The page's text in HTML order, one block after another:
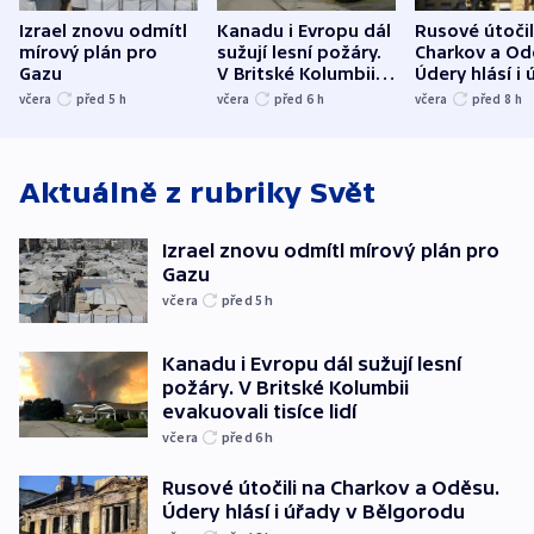
Izrael znovu odmítl
mírový plán pro
Gazu
včera před 5 h
Kanadu i Evropu dál
sužují lesní požáry.
V Britské Kolumbii
evakuovali tisíce lidí
včera před 6 h
Rusové
Charkov a
Údery hlásí i
Bělgorodu
včera před 8 h
Aktuálně z rubriky Svět
Izrael znovu odmítl mírový plán pro
Gazu
včera před 5h
Kanadu i Evropu dál sužují lesní
požáry. V Britské Kolumbii
evakuovali tisíce lidí
včera před 6h
Rusové útočili na Charkov a Oděsu.
Údery hlásí i úřady v Bělgorodu